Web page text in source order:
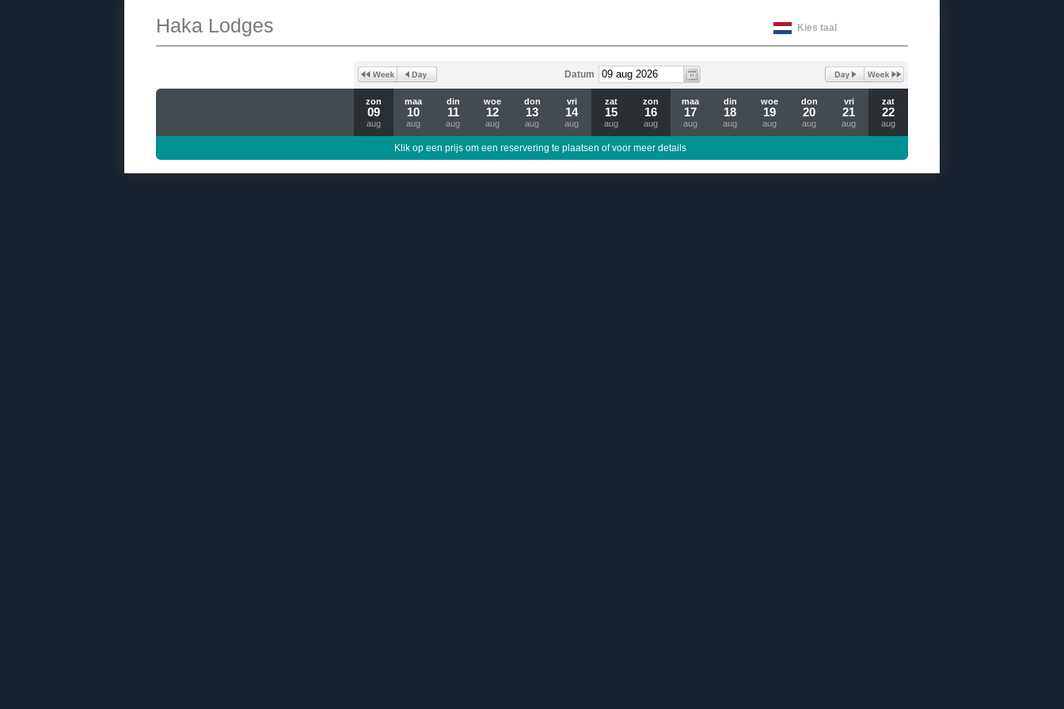
Kies taal
Haka Lodges
Datum
zon
09
aug
maa
10
aug
din
11
aug
woe
12
aug
don
13
aug
vri
14
aug
zat
15
aug
zon
16
aug
maa
17
aug
din
18
aug
woe
19
aug
don
20
aug
vri
21
aug
zat
22
aug
Klik op een prijs om een reservering te plaatsen of voor meer details